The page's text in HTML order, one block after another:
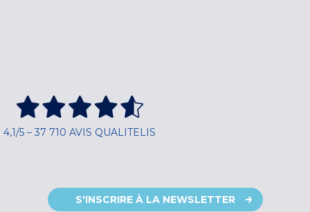
4,1/5 – 37 710 AVIS QUALITELIS
S'INSCRIRE À LA NEWSLETTER